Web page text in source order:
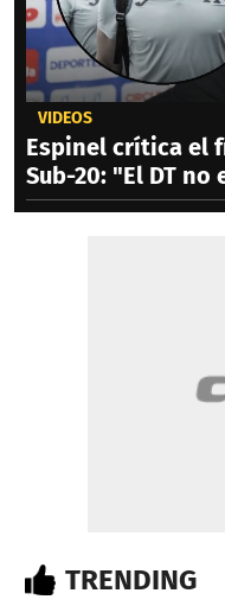
VIDEOS
Espinel crítica el
Sub-20: "El DT no
TRENDING